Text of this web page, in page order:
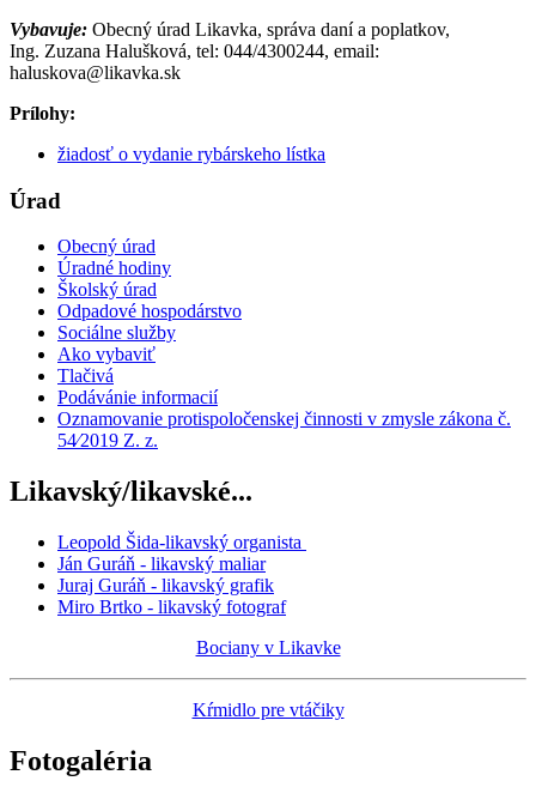
Vybavuje: Obecný úrad Likavka, správa daní a poplatkov,
Ing. Zuzana Halušková, tel: 044/4300244, email:
haluskova@likavka.sk
Prílohy:
žiadosť o vydanie rybárskeho lístka
Úrad
Obecný úrad
Úradné hodiny
Školský úrad
Odpadové hospodárstvo
Sociálne služby
Ako vybaviť
Tlačivá
Podávánie informacií
Oznamovanie protispoločenskej činnosti v zmysle zákona č.
54⁄2019 Z. z.
Likavský/likavské...
Leopold Šida-likavský organista
Ján Guráň - likavský maliar
Juraj Guráň - likavský grafik
Miro Brtko - likavský fotograf
Bociany v Likavke
Kŕmidlo pre vtáčiky
Fotogaléria